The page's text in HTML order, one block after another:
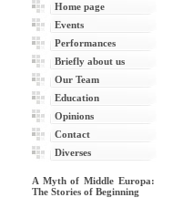
Home page
Events
Performances
Briefly about us
Our Team
Education
Opinions
Contact
Diverses
A Myth of Middle Europa:
The Stories of Beginning